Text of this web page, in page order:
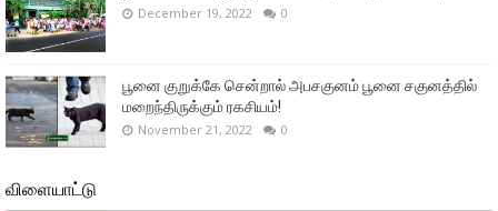
December 19, 2022 0
பூனை குறுக்கே சென்றால் அபசகுனம் பூனை சகுனத்தில்
மறைந்திருக்கும் ரகசியம்!
November 21, 2022 0
விளையாட்டு